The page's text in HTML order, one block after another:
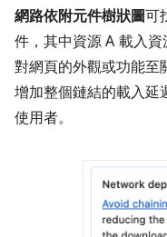
網路依附元件樹狀圖可
件，其中資源 A 載入
對網頁的外觀或功能至
增加整個鏈結的載入延
使用者。